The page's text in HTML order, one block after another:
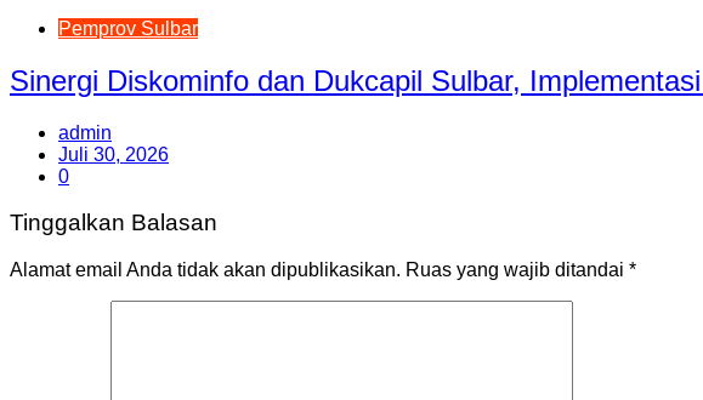
Pemprov Sulbar
Sinergi Diskominfo dan Dukcapil Sulbar,
admin
Juli 30, 2026
0
Tinggalkan Balasan
Alamat email Anda tidak akan dipublikasikan. Ruas yang wajib ditandai *